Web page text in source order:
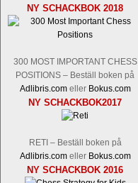
NY SCHACKBOK 2018
300 MOST IMPORTANT CHESS
POSITIONS – Beställ boken på
Adlibris.comeller Bokus.com
NY SCHACKBOK2017
RETI – Beställ boken på
Adlibris.comeller Bokus.com
NY SCHACKBOK 2016